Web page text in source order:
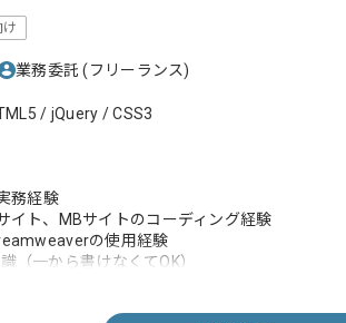
け
業務委託(フリーランス)
/ jQuery / CSS3
務経験
イト、MBサイトのコーディング経験
の使用経験
（一から書けなくてOK）